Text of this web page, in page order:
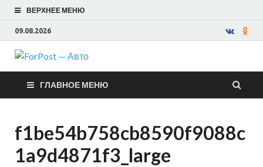
ВЕРХНЕЕ МЕНЮ
09.08.2026
ForPost —
Авто
ГЛАВНОЕ МЕНЮ
f1be54b758cb8590f9088c
1a9d4871f3_large